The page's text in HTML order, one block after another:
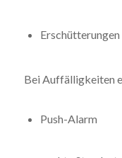
Erschütterungen
Bei Auffälligkeiten
Push-Alarm